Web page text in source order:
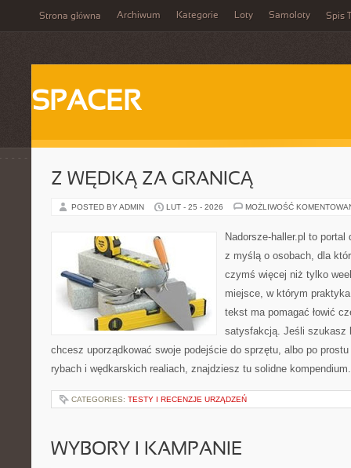
Strona główna Archiwum Kategorie Loty Samoloty Spis
SPACER
Z WĘDKĄ ZA GRANICĄ
POSTED BY ADMIN LUT - 25 - 2026 MOŻLIWOŚĆ
Nadorsze-haller.pl to portal
z myślą o osobach, dla
czymś więcej niż tylko
miejsce, w którym
tekst ma pomagać łowić
satysfakcją. Jeśli szukasz
chcesz uporządkować swoje podejście do sprzętu, albo po
rybach i wędkarskich realiach, znajdziesz tu solidne
CATEGORIES: TESTY I RECENZJE URZĄDZEŃ
WYBORY I KAMPANIE